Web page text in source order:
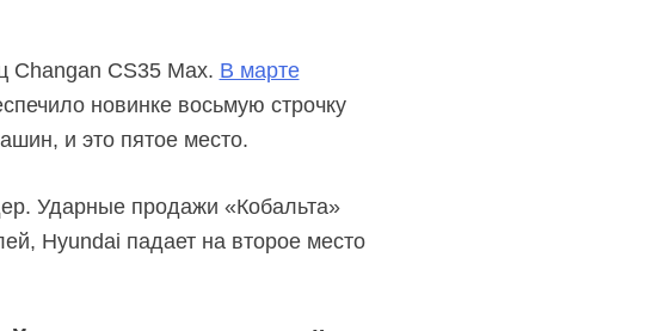
Changan CS35 Max. В марте
новинке восьмую строчку
и это пятое место.
Ударные продажи «Кобальта»
Hyundai падает на второе место